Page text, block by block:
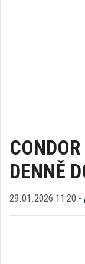
DENNĚ
29.01.2026 11:20 -